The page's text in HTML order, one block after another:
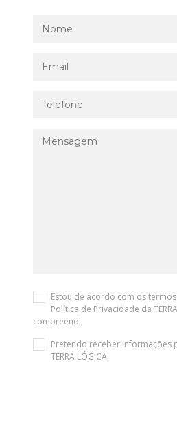
Estou de acordo com os
Política de Privacidade da
compreendi.
Pretendo receber informações
TERRA LÓGICA.